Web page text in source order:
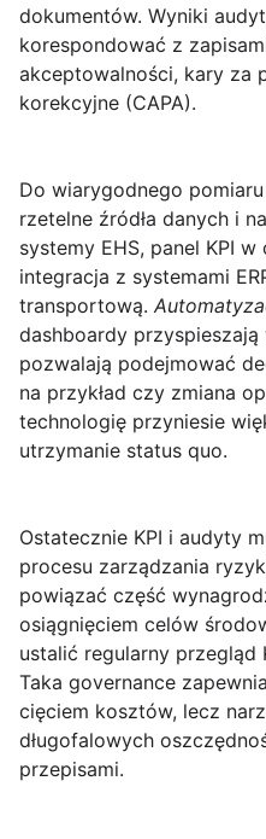
dokumentów. Wyniki
korespondować z
akceptowalności, kary za
korekcyjne (CAPA).
Do wiarygodnego
rzetelne źródła danych i
systemy EHS, panel KPI
integracja z systemami
transportową.
dashboardy
pozwalają podejmować
na przykład czy zmiana
technologię przyniesie
utrzymanie status quo.
Ostatecznie KPI i audyty
procesu zarządzania
powiązać część
osiągnięciem celów
ustalić regularny przegląd
Taka governance
cięciem kosztów, lecz
długofalowych
przepisami.